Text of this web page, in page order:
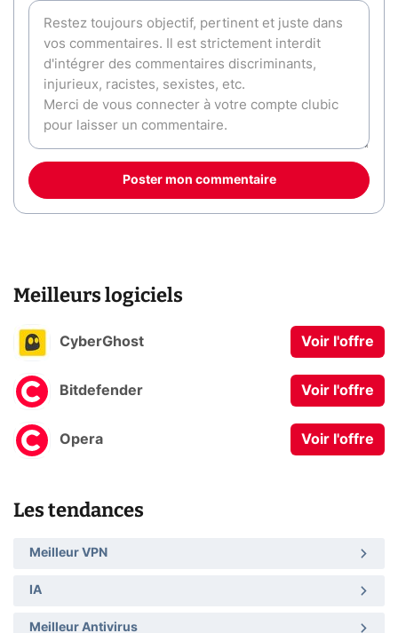
Poster mon commentaire
Meilleurs logiciels
CyberGhost Voir l'offre
Bitdefender Voir l'offre
Opera Voir l'offre
Les tendances
Meilleur VPN
IA
Meilleur Antivirus